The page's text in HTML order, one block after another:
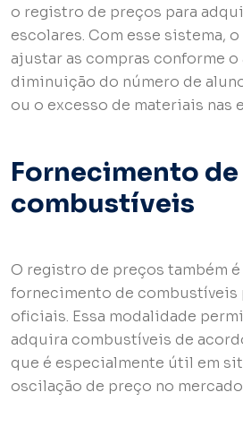
o registro de preços para
escolares. Com esse sistema,
ajustar as compras conforme o
diminuição do número de
ou o excesso de materiais nas
Fornecimento de
combustíveis
O registro de preços também
fornecimento de combustíveis
oficiais. Essa modalidade
adquira combustíveis de
que é especialmente útil em
oscilação de preço no